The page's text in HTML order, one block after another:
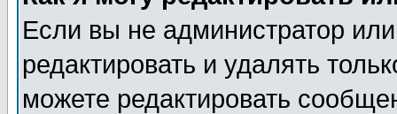
Если вы не администратор
редактировать и удалять
можете редактировать